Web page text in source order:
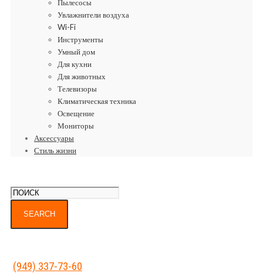
Пылесосы
Увлажнители воздуха
Wi-Fi
Инструменты
Умный дом
Для кухни
Для животных
Телевизоры
Климатическая техника
Освещение
Мониторы
Аксессуары
Стиль жизни
(949) 337-73-60